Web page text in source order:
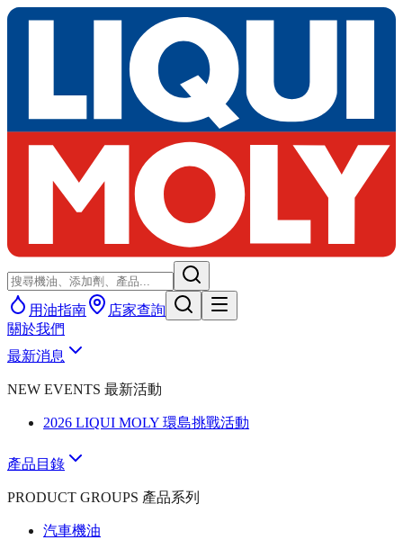
用油指南
店家查詢
關於我們
最新消息
NEW EVENTS 最新活動
2026 LIQUI MOLY 環島挑戰活動
產品目錄
PRODUCT GROUPS 產品系列
汽車機油